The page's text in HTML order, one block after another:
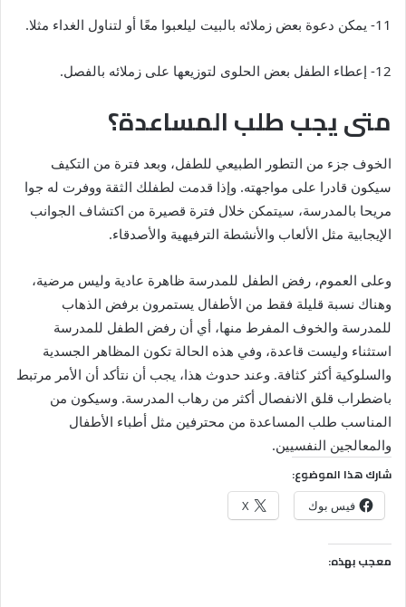
11- يمكن دعوة بعض زملائه بالبيت ليلعبوا معًا أو لتناول الغداء مثلا.
12- إعطاء الطفل بعض الحلوى لتوزيعها على زملائه بالفصل.
متى يجب طلب المساعدة؟
الخوف جزء من التطور الطبيعي للطفل، وبعد فترة من التكيف
سيكون قادرا على مواجهته. وإذا قدمت لطفلك الثقة ووفرت له جوا
مريحا بالمدرسة، سيتمكن خلال فترة قصيرة من اكتشاف الجوانب
الإيجابية مثل الألعاب والأنشطة الترفيهية والأصدقاء.
وعلى العموم، رفض الطفل للمدرسة ظاهرة عادية وليس مرضية،
وهناك نسبة قليلة فقط من الأطفال يستمرون برفض الذهاب
للمدرسة والخوف المفرط منها، أي أن رفض الطفل للمدرسة
استثناء وليست قاعدة، وفي هذه الحالة تكون المظاهر الجسدية
والسلوكية أكثر كثافة. وعند حدوث هذا، يجب أن نتأكد أن الأمر مرتبط
باضطراب قلق الانفصال أكثر من رهاب المدرسة. وسيكون من
المناسب طلب المساعدة من محترفين مثل أطباء الأطفال
والمعالجين النفسيين.
شارك هذا الموضوع:
فيس بوك X
معجب بهذه: